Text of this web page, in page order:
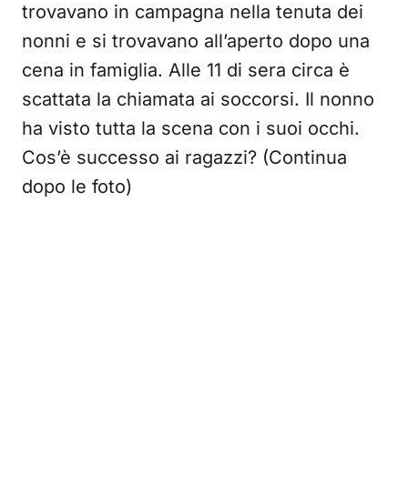
trovavano in campagna nella tenuta dei
nonni e si trovavano all’aperto dopo una
cena in famiglia. Alle 11 di sera circa è
scattata la chiamata ai soccorsi. Il nonno
ha visto tutta la scena con i suoi occhi.
Cos’è successo ai ragazzi? (Continua
dopo le foto)